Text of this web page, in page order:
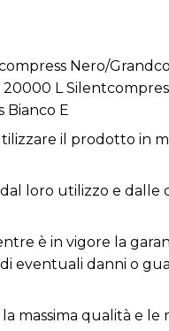
Nero/
L
Bianco E
il prodotto in
loro utilizzo e dalle
è in vigore la
eventuali danni o
massima qualità e